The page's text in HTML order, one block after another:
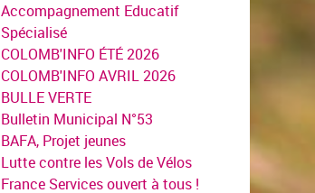
Accompagnement Educatif
Spécialisé
COLOMB'INFO ÉTÉ 2026
COLOMB'INFO AVRIL 2026
BULLE VERTE
Bulletin Municipal N°53
BAFA, Projet jeunes
Lutte contre les Vols de Vélos
France Services ouvert à tous !